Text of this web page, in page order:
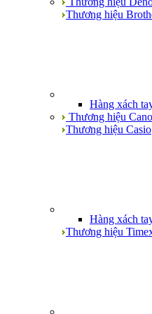
Thương hiệu
Hàng xách
Thương hiệu
Thương hiệu Casio
Hàng xách
Thương hiệu